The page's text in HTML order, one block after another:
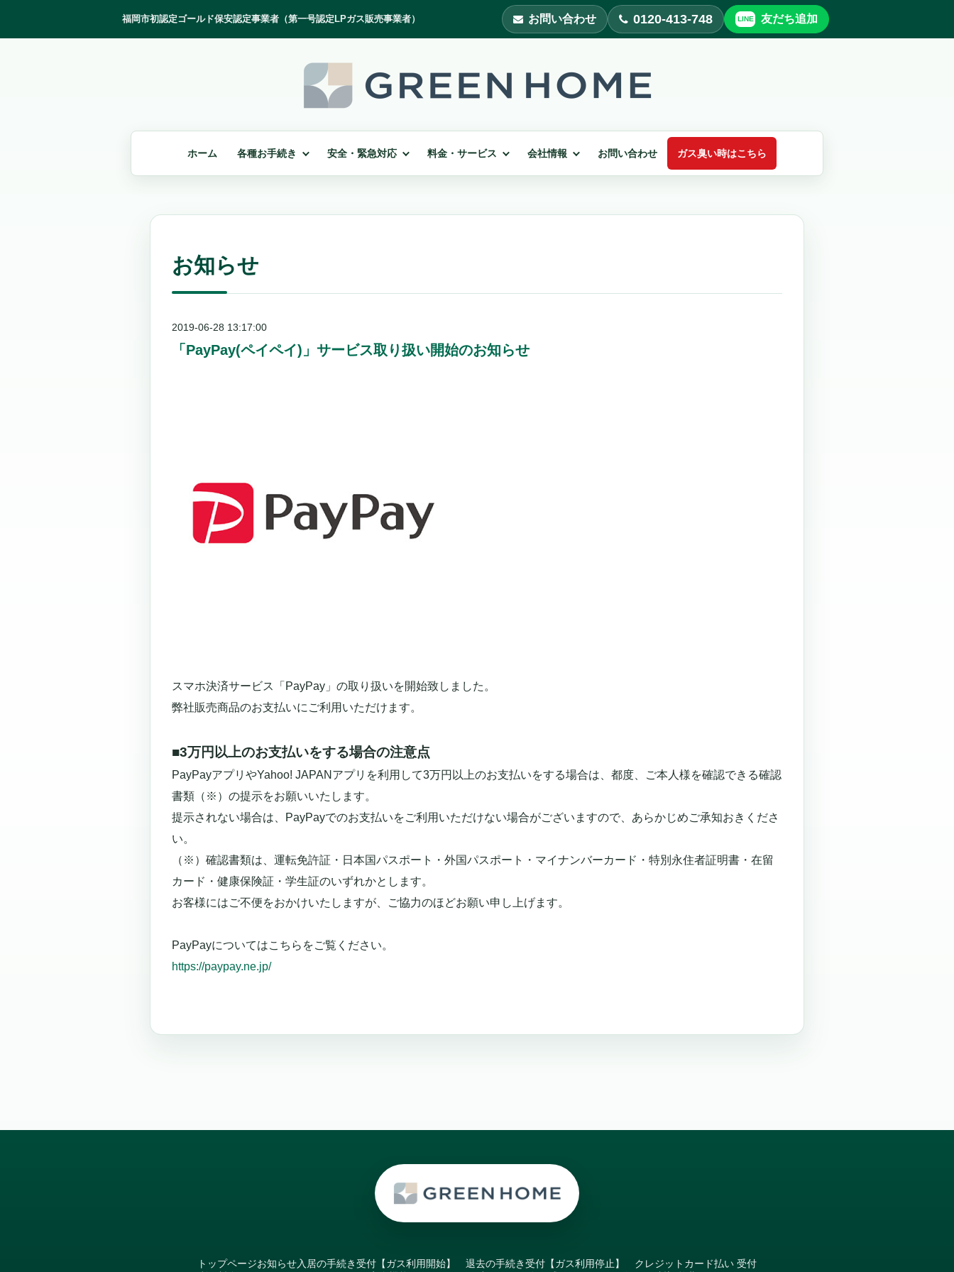
お問い合わせ 0120-413-748 友だち追加
ホーム 各種お手続き 安全・緊急対応 料金・サービス 会社情報 お問い合わせ ガス臭い時はこちら
お知らせ
2019-06-28 13:17:00
「PayPay(ペイペイ)」サービス取り扱い開始のお知らせ
スマホ決済サービス「PayPay」の取り扱いを開始致しました。
弊社販売商品のお支払いにご利用いただけます。
■3万円以上のお支払いをする場合の注意点
PayPayアプリやYahoo! JAPANアプリを利用して3万円以上のお支払いをする場合は、都度、ご本人様を確認できる確認
書類（※）の提示をお願いいたします。
提示されない場合は、PayPayでのお支払いをご利用いただけない場合がございますので、あらかじめご承知おきくださ
い。
（※）確認書類は、運転免許証・日本国パスポート・外国パスポート・マイナンバーカード・特別永住者証明書・在留
カード・健康保険証・学生証のいずれかとします。
お客様にはご不便をおかけいたしますが、ご協力のほどお願い申し上げます。
PayPayについてはこちらをご覧ください。
https://paypay.ne.jp/
トップページお知らせ入居の手続き受付【ガス利用開始】 退去の手続き受付【ガス利用停止】 クレジットカード払い 受付